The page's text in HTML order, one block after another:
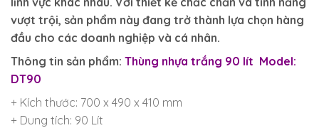
vượt trội, sản phẩm này đang trở thành lựa chọn hàng
đầu cho các doanh nghiệp và cá nhân.
Thông tin sản phẩm: Thùng nhựa trắng 90 lít Model:
DT90
+ Kích thước: 700 x 490 x 410 mm
+ Dung tích: 90 Lít